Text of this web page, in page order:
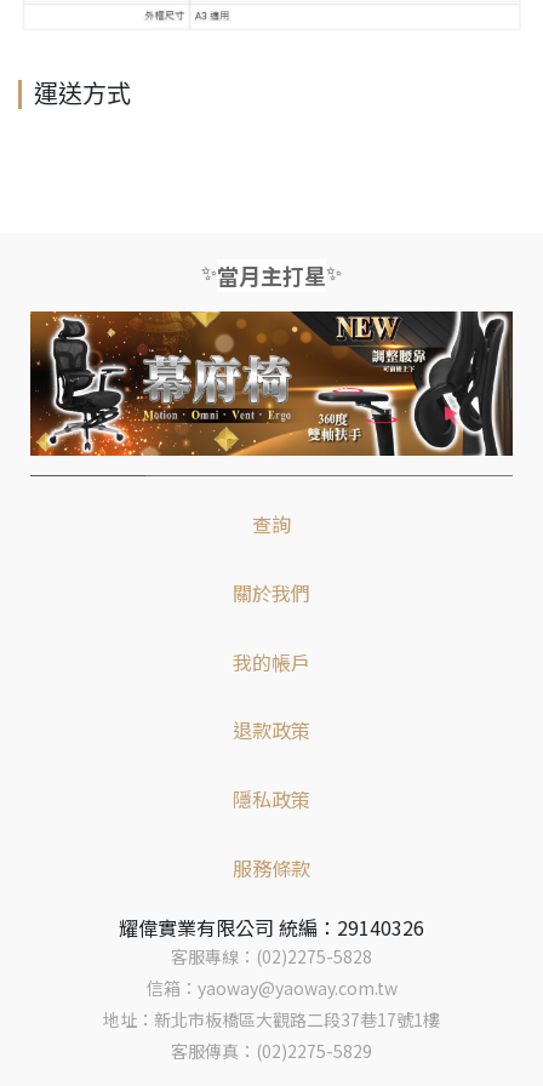
運送方式
✨當月主打星✨
查詢
關於我們
我的帳戶
退款政策
隱私政策
服務條款
耀偉實業有限公司 統編：29140326
客服專線：(02)2275-5828
信箱：yaoway@yaoway.com.tw
地址：新北市板橋區大觀路二段37巷17號1樓
客服傳真：(02)2275-5829